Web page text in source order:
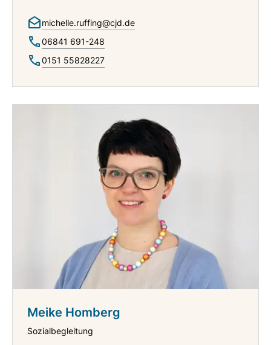
michelle.ruffing@cjd.de
06841 691-248
0151 55828227
Meike Homberg
Sozialbegleitung